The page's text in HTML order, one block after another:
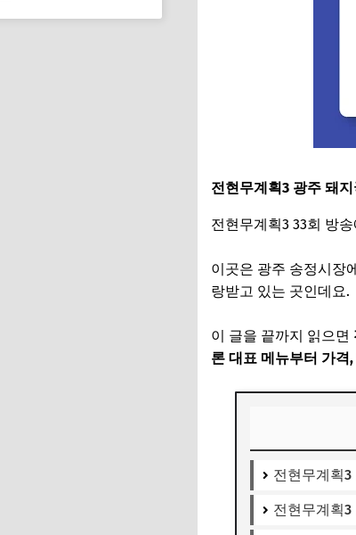
전현무계획3 광주 돼
전현무계획3 33회 방
이곳은 광주 송정시장
랑받고 있는 곳인데요.
이 글을 끝까지 읽으면
론 대표 메뉴부터 가격
전현무계획
전현무계획